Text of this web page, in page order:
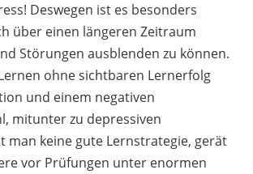
Deswegen ist es besonders
über einen längeren Zeitraum
Störungen ausblenden zu können.
ohne sichtbaren Lernerfolg
und einem negativen
mitunter zu depressiven
man keine gute Lernstrategie, gerät
vor Prüfungen unter enormen